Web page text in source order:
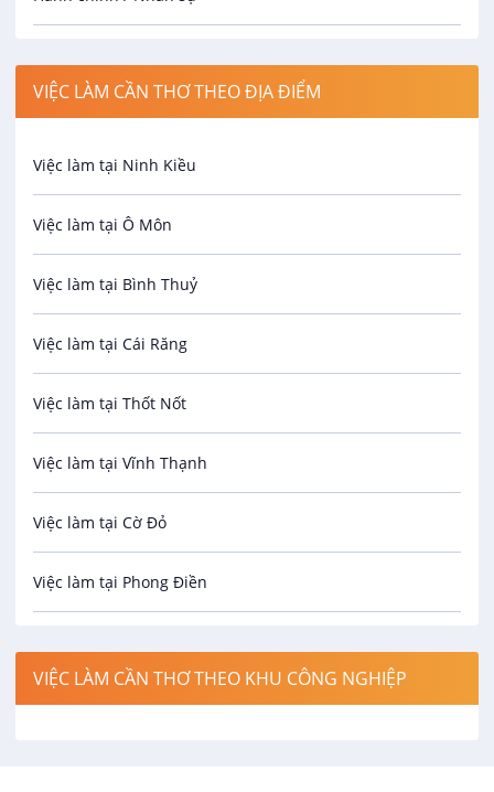
Spa
Bảo Vệ
An toàn lao động
Bảo hiểm
Biên phiên dịch
Bưu chính viễn thông
Cơ khí
Công nghệ sinh học
Công nghệ thực phẩm
Điện / Điện tử / Điện lạnh
Hàng hải / Hàng không
VIỆC LÀM CẦN THƠ THEO ĐỊA ĐIỂM
Việc làm tại Ninh Kiều
Việc làm tại Ô Môn
Việc làm tại Bình Thuỷ
Việc làm tại Cái Răng
Việc làm tại Thốt Nốt
Việc làm tại Vĩnh Thạnh
Việc làm tại Cờ Đỏ
Việc làm tại Phong Điền
Việc làm tại Cái Khế
VIỆC LÀM CẦN THƠ THEO KHU CÔNG NGHIỆP